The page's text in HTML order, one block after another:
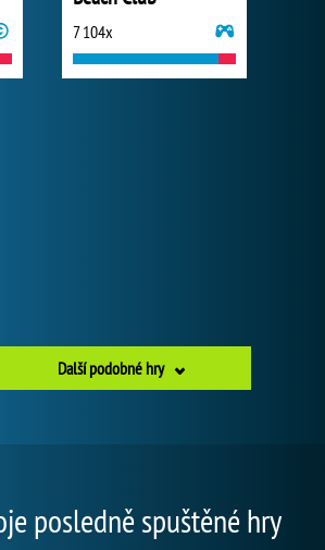
7 104x
Další podobné hry
posledně spuštěné hry